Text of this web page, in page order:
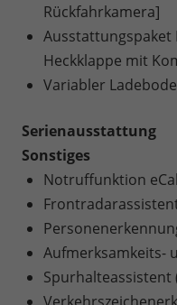
Rückfahrkamera]
Ausstattungspaket
Heckklappe mit
Variabler
Serienausstattung
Sonstiges
Notruffunktion
Aufmerksamkeits-
Spurhalteassistent